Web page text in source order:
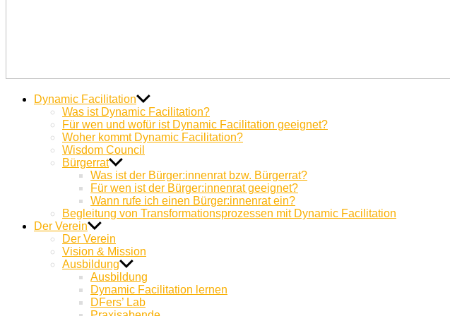
Dynamic Facilitation
Was ist Dynamic Facilitation?
Für wen und wofür ist Dynamic Facilitation geeignet?
Woher kommt Dynamic Facilitation?
Wisdom Council
Bürgerrat
Was ist der Bürger:innenrat bzw. Bürgerrat?
Für wen ist der Bürger:innenrat geeignet?
Wann rufe ich einen Bürger:innenrat ein?
Begleitung von Transformationsprozessen mit Dynamic Facilitation
Der Verein
Der Verein
Vision & Mission
Ausbildung
Ausbildung
Dynamic Facilitation lernen
DFers’ Lab